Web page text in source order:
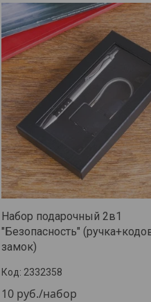
Набор подарочный 2в1
"Безопасность"
замок)
2332358
10 руб./набор